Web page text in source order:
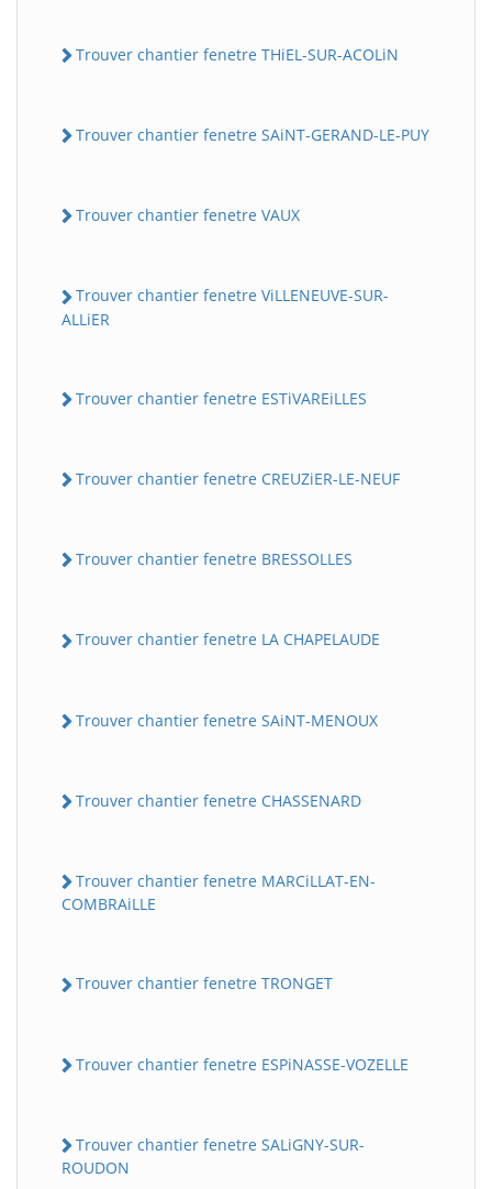
Trouver chantier fenetre THiEL-SUR-ACOLiN
Trouver chantier fenetre SAiNT-GERAND-LE-PUY
Trouver chantier fenetre VAUX
Trouver chantier fenetre ViLLENEUVE-SUR-
ALLiER
Trouver chantier fenetre ESTiVAREiLLES
Trouver chantier fenetre CREUZiER-LE-NEUF
Trouver chantier fenetre BRESSOLLES
Trouver chantier fenetre LA CHAPELAUDE
Trouver chantier fenetre SAiNT-MENOUX
Trouver chantier fenetre CHASSENARD
Trouver chantier fenetre MARCiLLAT-EN-
COMBRAiLLE
Trouver chantier fenetre TRONGET
Trouver chantier fenetre ESPiNASSE-VOZELLE
Trouver chantier fenetre SALiGNY-SUR-
ROUDON